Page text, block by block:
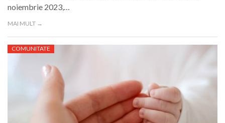
noiembrie 2023,…
MAI MULT →
COMUNITATE